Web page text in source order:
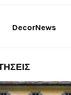
DecorNews